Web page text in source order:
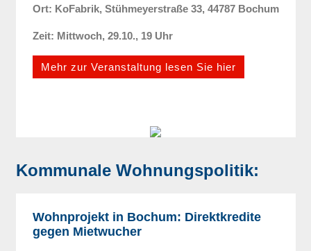
Ort: KoFabrik, Stühmeyerstraße 33, 44787 Bochum
Zeit: Mittwoch, 29.10., 19 Uhr
Mehr zur Veranstaltung lesen Sie hier
Kommunale Wohnungspolitik:
Wohnprojekt in Bochum: Direktkredite
gegen Mietwucher